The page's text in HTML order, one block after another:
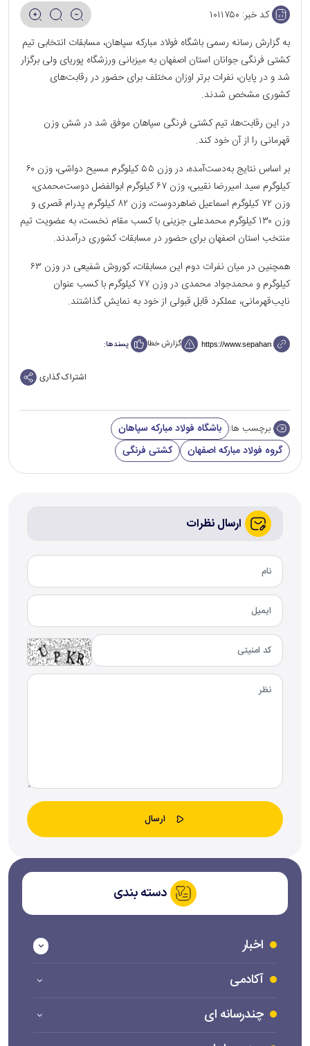
کد خبر: ۱۰۱۱۷۵۰
به گزارش رسانه رسمی باشگاه فولاد مبارکه سپاهان، مسابقات انتخابی تیم
کشتی فرنگی جوانان استان اصفهان به میزبانی ورزشگاه پوریای ولی برگزار
شد و در پایان، نفرات برتر اوزان مختلف برای حضور در رقابت‌های
کشوری مشخص شدند.
در این رقابت‌ها، تیم کشتی فرنگی سپاهان موفق شد در شش وزن
قهرمانی را از آن خود کند.
بر اساس نتایج به‌دست‌آمده، در وزن ۵۵ کیلوگرم مسیح دواشی، وزن ۶۰
کیلوگرم سید امیررضا نقیبی، وزن ۶۷ کیلوگرم ابوالفضل دوست‌محمدی،
وزن ۷۲ کیلوگرم اسماعیل ضاهردوست، وزن ۸۲ کیلوگرم پدرام قصری و
وزن ۱۳۰ کیلوگرم محمدعلی جزینی با کسب مقام نخست، به عضویت تیم
منتخب استان اصفهان برای حضور در مسابقات کشوری درآمدند.
همچنین در میان نفرات دوم این مسابقات، کوروش شفیعی در وزن ۶۳
کیلوگرم و محمدجواد محمدی در وزن ۷۷ کیلوگرم با کسب عنوان
نایب‌قهرمانی، عملکرد قابل قبولی از خود به نمایش گذاشتند.
گزارش خطا پسندها:
اشتراک گذاری
برچسب ها: باشگاه فولاد مبارکه سپاهان
گروه فولاد مبارکه اصفهان
کشتی فرنگی
ارسال نظرات
دسته بندی
اخبار
آکادمی
چندرسانه ای